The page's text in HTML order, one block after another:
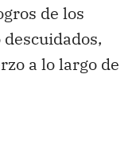
de los
a lo largo de